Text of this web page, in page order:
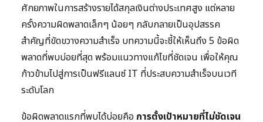
ศักยภาพในการสร้างรายได้สกุลเงินต่างประเทศสูง แต่หลาย
ครั้งความผิดพลาดเล็กๆ น้อยๆ กลับกลายเป็นอุปสรรค
สำคัญที่ขัดขวางความสำเร็จ บทความนี้จะชี้ให้เห็นถึง 5 ข้อผิด
พลาดที่พบบ่อยที่สุด พร้อมแนวทางแก้ไขที่ชัดเจน เพื่อให้คุณ
ก้าวข้ามไปสู่การเป็นฟรีแลนซ์ IT ที่ประสบความสำเร็จบนเวที
ระดับโลก
ข้อผิดพลาดแรกที่พบได้บ่อยคือ การตั้งเป้าหมายที่ไม่ชัดเจน